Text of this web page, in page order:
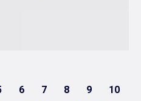
6 7 8 9
10